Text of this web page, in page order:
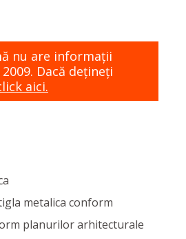
nu are informaţii
Dacă dețineți
aici.
metalica conform
planurilor arhitecturale